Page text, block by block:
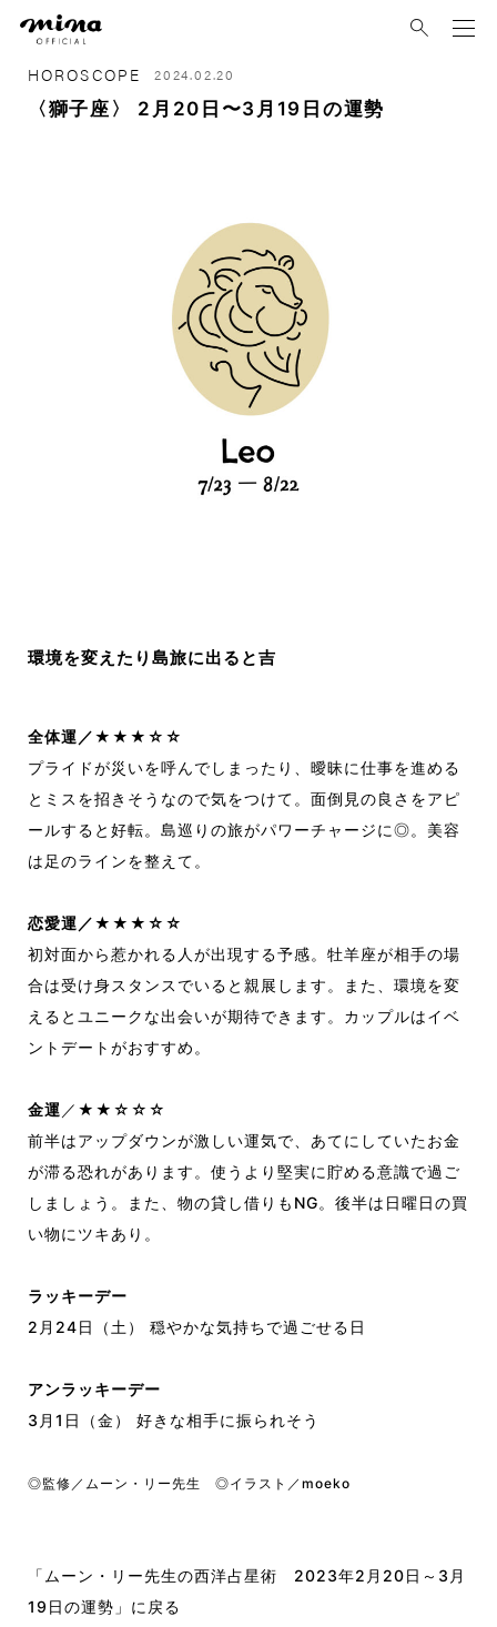
HOROSCOPE 2024.02.20
〈獅子座〉 2月20日〜3月19日の運勢
環境を変えたり島旅に出ると吉
全体運／★★★☆☆
プライドが災いを呼んでしまったり、曖昧に仕事を進める
とミスを招きそうなので気をつけて。面倒見の良さをアピ
ールすると好転。島巡りの旅がパワーチャージに◎。美容
は足のラインを整えて。
恋愛運／★★★☆☆
初対面から惹かれる人が出現する予感。牡羊座が相手の場
合は受け身スタンスでいると親展します。また、環境を変
えるとユニークな出会いが期待できます。カップルはイベ
ントデートがおすすめ。
金運 ／★★☆☆☆
前半はアップダウンが激しい運気で、あてにしていたお金
が滞る恐れがあります。使うより堅実に貯める意識で過ご
しましょう。また、物の貸し借りもNG。後半は日曜日の買
い物にツキあり。
ラッキーデー
2月24日（土） 穏やかな気持ちで過ごせる日
アンラッキーデー
3月1日（金） 好きな相手に振られそう
◎監修／ムーン・リー先生 ◎イラスト／moeko
「ムーン・リー先生の西洋占星術 2023年2月20日～3月
19日の運勢」に戻る